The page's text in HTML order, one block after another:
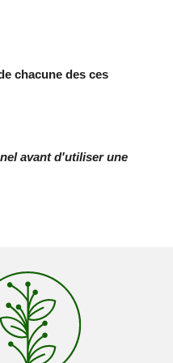
chacune des ces
avant d'utiliser une